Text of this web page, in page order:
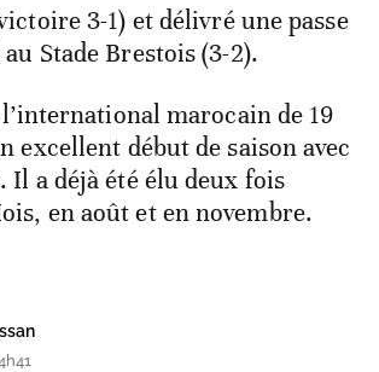
3-1) et délivré une passe
Stade Brestois (3-2).
marocain de 19
excellent début de saison avec
Il a déjà été élu deux fois
en août et en novembre.